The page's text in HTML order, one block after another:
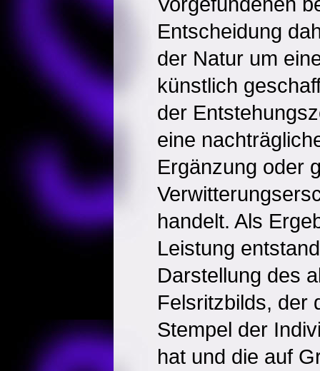
Entscheidung
der Natur um
künstlich
der
eine
Ergänzung oder
handelt. Als
Leistung
Darstellung des
Felsritzbilds, der
Stempel der
hat und die auf